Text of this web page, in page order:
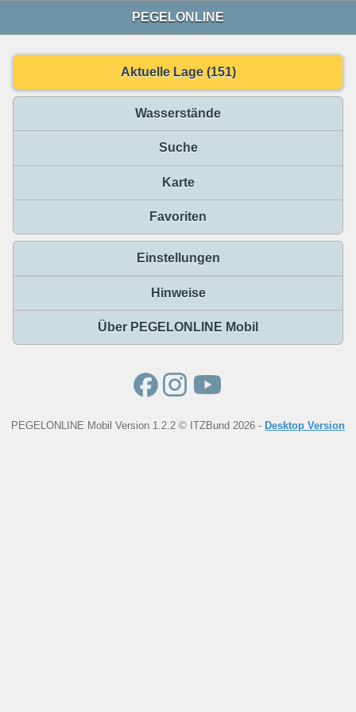
PEGELONLINE
Aktuelle Lage (151)
Wasserstände
Suche
Karte
Favoriten
Einstellungen
Hinweise
Über PEGELONLINE Mobil
PEGELONLINE Mobil Version 1.2.2 © ITZBund 2026 - Desktop Version